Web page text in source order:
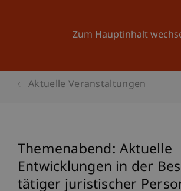
Zum Hauptinhalt
Aktuelle Veranstaltungen
Themenabend: Aktuelle
Entwicklungen in der
tätiger juristischer